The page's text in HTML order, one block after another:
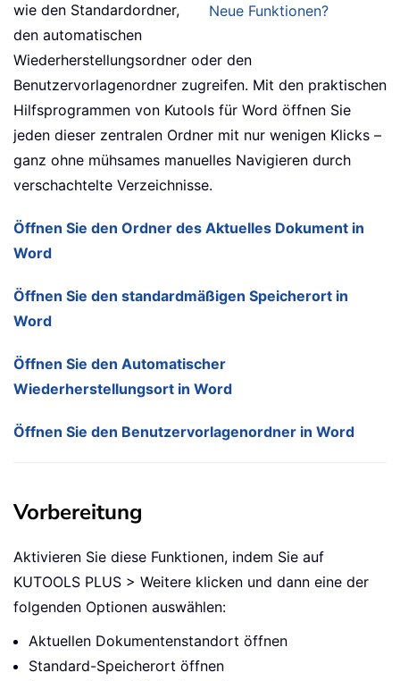
Neue Funktionen?
wie den Standardordner,
den automatischen
Wiederherstellungsordner oder den
Benutzervorlagenordner zugreifen. Mit den praktischen
Hilfsprogrammen von Kutools für Word öffnen Sie
jeden dieser zentralen Ordner mit nur wenigen Klicks –
ganz ohne mühsames manuelles Navigieren durch
verschachtelte Verzeichnisse.
Öffnen Sie den Ordner des Aktuelles Dokument in
Word
Öffnen Sie den standardmäßigen Speicherort in
Word
Öffnen Sie den Automatischer
Wiederherstellungsort in Word
Öffnen Sie den Benutzervorlagenordner in Word
Vorbereitung
Aktivieren Sie diese Funktionen, indem Sie auf
KUTOOLS PLUS > Weitere klicken und dann eine der
folgenden Optionen auswählen:
Aktuellen Dokumentenstandort öffnen
Standard-Speicherort öffnen